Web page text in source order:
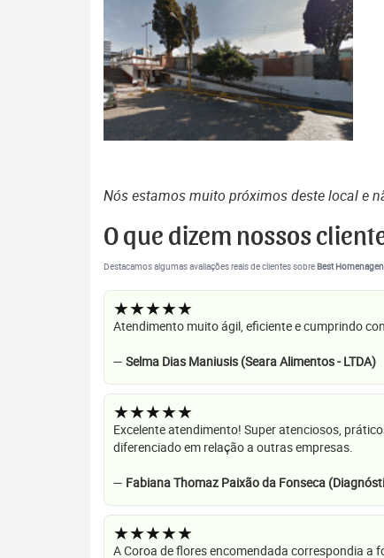
Nós estamos muito próximos deste local e
O que dizem nossos
Destacamos algumas avaliações reais de clientes sobreBest
★★★★★
Atendimento muito ágil, eficiente e cumprindo
— Selma Dias Maniusis (Seara Alimentos - LTDA)
★★★★★
Excelente atendimento! Super atenciosos,
diferenciado em relação a outras empresas.
— Fabiana Thomaz Paixão da Fonseca
★★★★★
A Coroa de flores encomendada correspondia a